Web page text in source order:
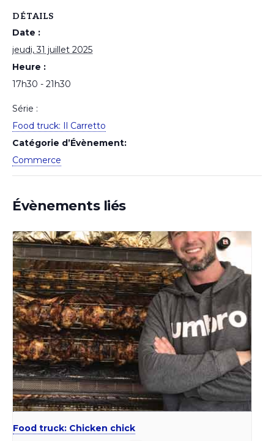
DÉTAILS
Date :
jeudi, 31 juillet 2025
Heure :
17h30 - 21h30
Série :
Food truck: Il Carretto
Catégorie d’Évènement:
Commerce
Évènements liés
Food truck: Chicken chick